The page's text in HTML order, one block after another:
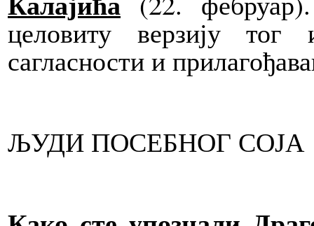
целовиту верзију тог
сагласности и
ЉУДИ ПОСЕБНОГ СОЈА